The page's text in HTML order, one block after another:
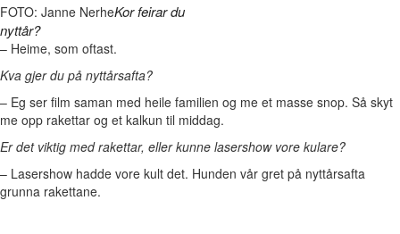
FOTO: Janne NerheKor feirar du
nyttår?
– Heime, som oftast.
Kva gjer du på nyttårsafta?
– Eg ser film saman med heile familien og me et masse snop. Så skyt
me opp rakettar og et kalkun til middag.
Er det viktig med rakettar, eller kunne lasershow vore kulare?
– Lasershow hadde vore kult det. Hunden vår gret på nyttårsafta
grunna rakettane.